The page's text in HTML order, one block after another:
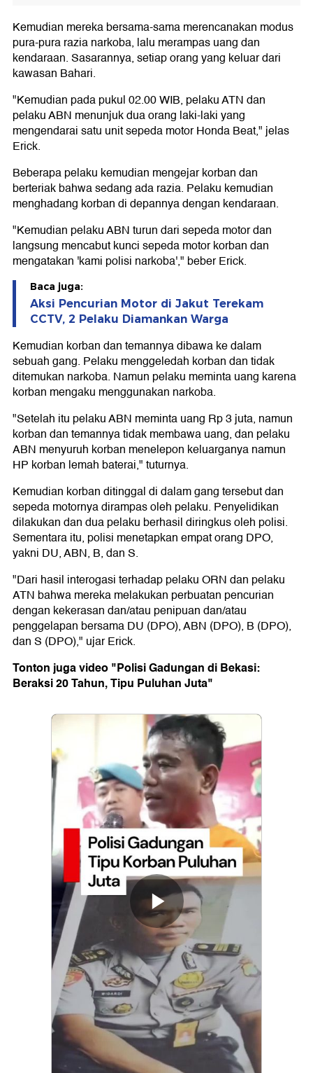
Kemudian mereka bersama-sama merencanakan modus
pura-pura razia narkoba, lalu merampas uang dan
kendaraan. Sasarannya, setiap orang yang keluar dari
kawasan Bahari.
"Kemudian pada pukul 02.00 WIB, pelaku ATN dan
pelaku ABN menunjuk dua orang laki-laki yang
mengendarai satu unit sepeda motor Honda Beat," jelas
Erick.
Beberapa pelaku kemudian mengejar korban dan
berteriak bahwa sedang ada razia. Pelaku kemudian
menghadang korban di depannya dengan kendaraan.
"Kemudian pelaku ABN turun dari sepeda motor dan
langsung mencabut kunci sepeda motor korban dan
mengatakan 'kami polisi narkoba'," beber Erick.
Baca juga:
Aksi Pencurian Motor di Jakut Terekam
CCTV, 2 Pelaku Diamankan Warga
Kemudian korban dan temannya dibawa ke dalam
sebuah gang. Pelaku menggeledah korban dan tidak
ditemukan narkoba. Namun pelaku meminta uang karena
korban mengaku menggunakan narkoba.
"Setelah itu pelaku ABN meminta uang Rp 3 juta, namun
korban dan temannya tidak membawa uang, dan pelaku
ABN menyuruh korban menelepon keluarganya namun
HP korban lemah baterai," tuturnya.
Kemudian korban ditinggal di dalam gang tersebut dan
sepeda motornya dirampas oleh pelaku. Penyelidikan
dilakukan dan dua pelaku berhasil diringkus oleh polisi.
Sementara itu, polisi menetapkan empat orang DPO,
yakni DU, ABN, B, dan S.
"Dari hasil interogasi terhadap pelaku ORN dan pelaku
ATN bahwa mereka melakukan perbuatan pencurian
dengan kekerasan dan/atau penipuan dan/atau
penggelapan bersama DU (DPO), ABN (DPO), B (DPO),
dan S (DPO)," ujar Erick.
Tonton juga video "Polisi Gadungan di Bekasi:
Beraksi 20 Tahun, Tipu Puluhan Juta"